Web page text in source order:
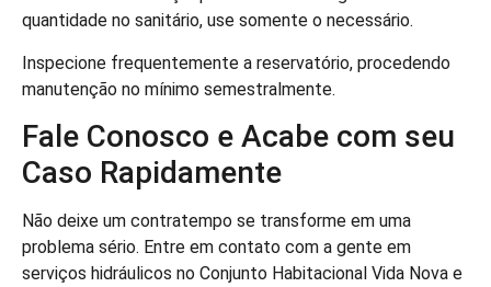
quantidade no sanitário, use somente o necessário.
Inspecione frequentemente a reservatório, procedendo
manutenção no mínimo semestralmente.
Fale Conosco e Acabe com seu
Caso Rapidamente
Não deixe um contratempo se transforme em uma
problema sério. Entre em contato com a gente em
serviços hidráulicos no Conjunto Habitacional Vida Nova e